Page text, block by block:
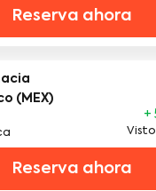
Reserva ahora
(MEX)
+
Reserva ahora